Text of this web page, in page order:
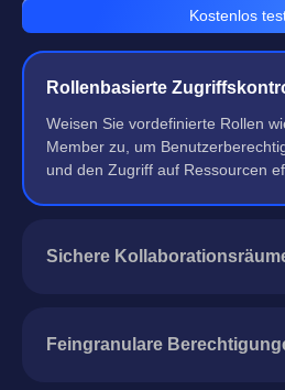
Kostenlos
Rollenbasierte
Weisen Sie vordefinierte Rollen
Member zu, um
und den Zugriff auf Ressourcen
Sichere
Feingranulare